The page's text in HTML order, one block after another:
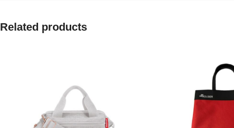
Related products